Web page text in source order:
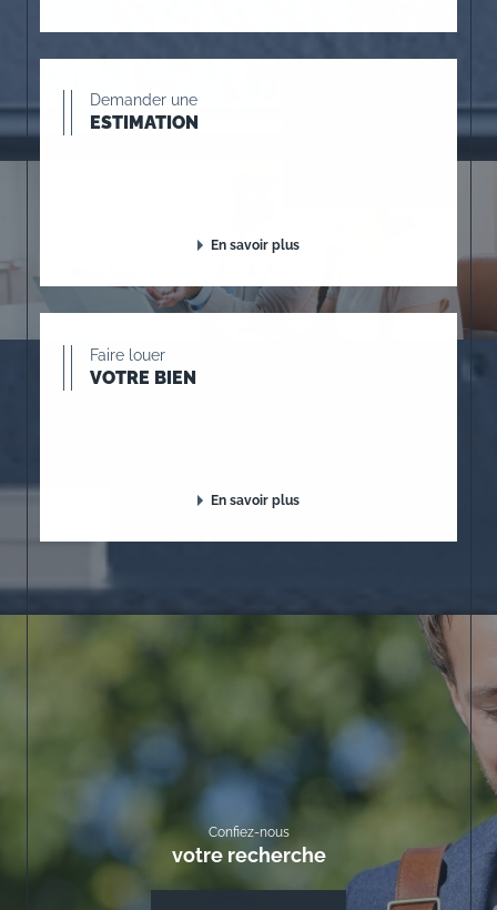
Demander une
ESTIMATION
En savoir plus
Faire louer
VOTRE BIEN
En savoir plus
Confiez-nous
votre recherche